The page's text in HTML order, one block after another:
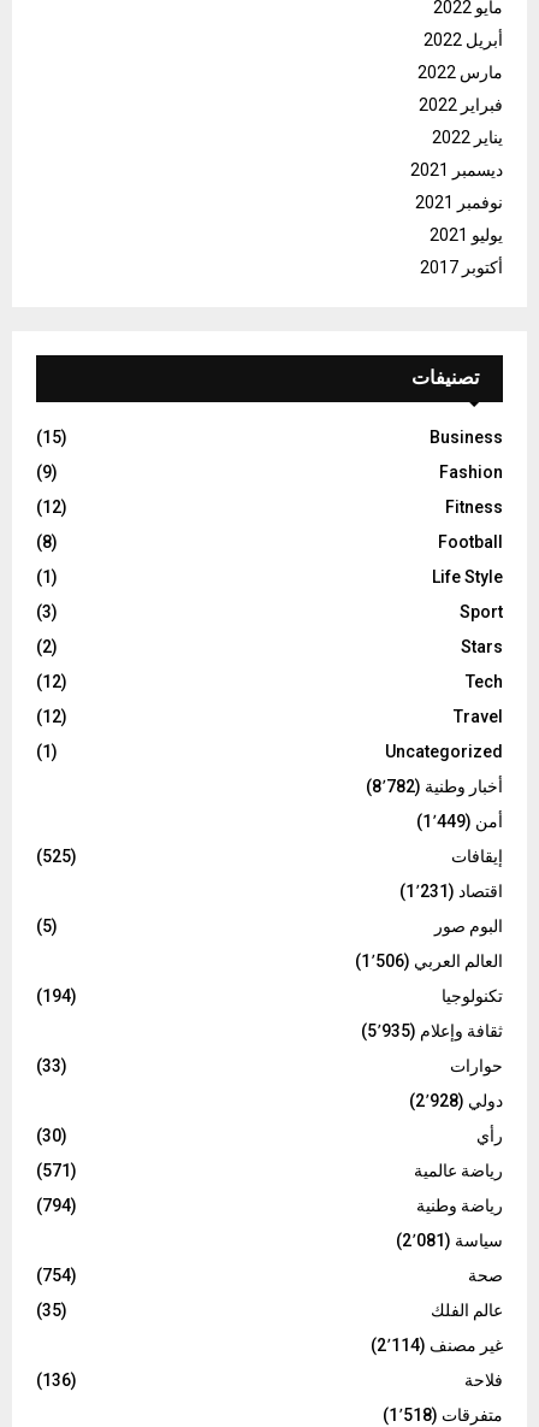
مايو 2022
أبريل 2022
مارس 2022
فبراير 2022
يناير 2022
ديسمبر 2021
نوفمبر 2021
يوليو 2021
أكتوبر 2017
تصنيفات
Business
(15)
Fashion
(9)
Fitness
(12)
Football
(8)
Life Style
(1)
Sport
(3)
Stars
(2)
Tech
(12)
Travel
(12)
Uncategorized
(1)
أخبار وطنية (8٬782)
أمن (1٬449)
إيقافات
(525)
اقتصاد (1٬231)
البوم صور
(5)
العالم العربي (1٬506)
تكنولوجيا
(194)
ثقافة وإعلام (5٬935)
حوارات
(33)
دولي (2٬928)
رأي
(30)
رياضة عالمية
(571)
رياضة وطنية
(794)
سياسة (2٬081)
صحة
(754)
عالم الفلك
(35)
غير مصنف (2٬114)
فلاحة
(136)
متفرقات (1٬518)